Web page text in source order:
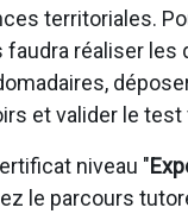
territoriales.
faudra réaliser les
et valider le test
niveau "
le parcours